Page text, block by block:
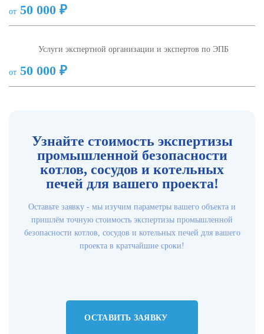
от 50 000 ₽
Услуги экспертной организации и экспертов по ЭПБ
от 50 000 ₽
Узнайте стоимость экспертизы
промышленной безопасности
котлов, сосудов и котельных
печей для вашего проекта!
Оставьте заявку - мы изучим параметры вашего объекта и
пришлём точную стоимость экспертизы промышленной
безопасности котлов, сосудов и котельных печей для вашего
проекта в кратчайшие сроки!
ОСТАВИТЬ ЗАЯВКУ